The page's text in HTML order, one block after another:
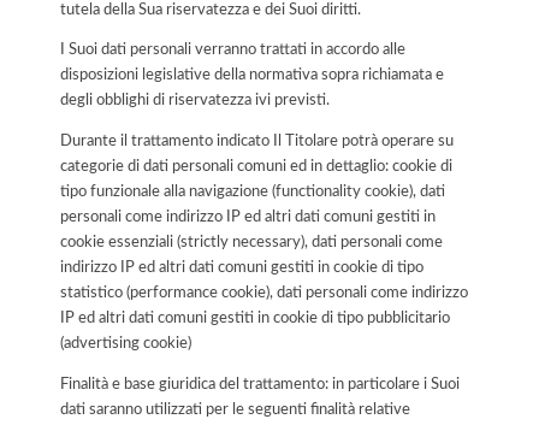
tutela della Sua riservatezza e dei Suoi diritti.
I Suoi dati personali verranno trattati in accordo alle
disposizioni legislative della normativa sopra richiamata e
degli obblighi di riservatezza ivi previsti.
Durante il trattamento indicato Il Titolare potrà operare su
categorie di dati personali comuni ed in dettaglio: cookie di
tipo funzionale alla navigazione (functionality cookie), dati
personali come indirizzo IP ed altri dati comuni gestiti in
cookie essenziali (strictly necessary), dati personali come
indirizzo IP ed altri dati comuni gestiti in cookie di tipo
statistico (performance cookie), dati personali come indirizzo
IP ed altri dati comuni gestiti in cookie di tipo pubblicitario
(advertising cookie)
Finalità e base giuridica del trattamento: in particolare i Suoi
dati saranno utilizzati per le seguenti finalità relative